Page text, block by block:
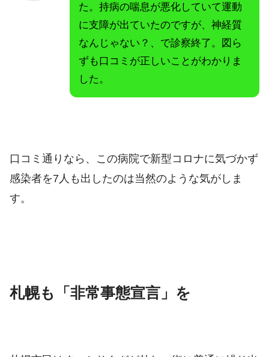
た。持病の喘息が悪化していて運動
に支障が出ていたのですが、神経質
なんじゃない？、で診察終了。図ら
ずも口コミが正しいことがわかりま
した。
口コミ通りなら、この病院で新型コロナに気づかず
感染者を7人も出したのは当然のような気がしま
す。
札幌も「非常事態宣言」を